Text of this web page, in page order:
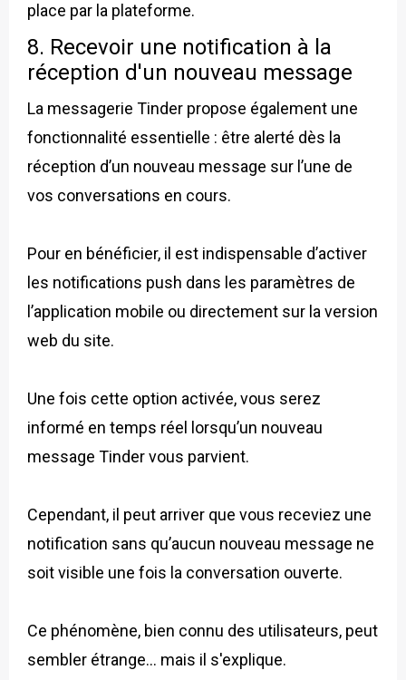
place par la plateforme.
8. Recevoir une notification à la
réception d'un nouveau message
La messagerie Tinder propose également une
fonctionnalité essentielle : être alerté dès la
réception d’un nouveau message sur l’une de
vos conversations en cours.
Pour en bénéficier, il est indispensable d’activer
les notifications push dans les paramètres de
l’application mobile ou directement sur la version
web du site.
Une fois cette option activée, vous serez
informé en temps réel lorsqu’un nouveau
message Tinder vous parvient.
Cependant, il peut arriver que vous receviez une
notification sans qu’aucun nouveau message ne
soit visible une fois la conversation ouverte.
Ce phénomène, bien connu des utilisateurs, peut
sembler étrange… mais il s'explique.